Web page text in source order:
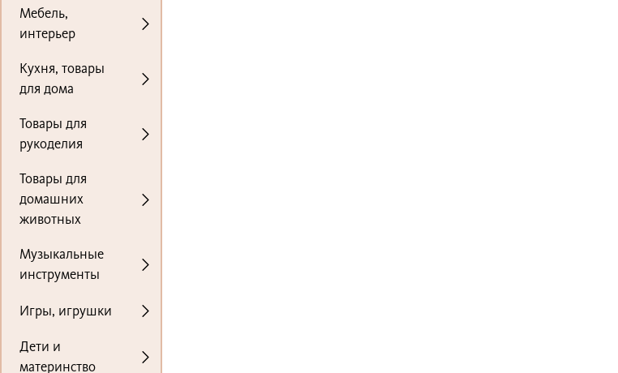
Мебель,
интерьер
Кухня, товары
для дома
Товары для
рукоделия
Товары для
домашних
животных
Музыкальные
инструменты
Игры, игрушки
Дети и
материнство